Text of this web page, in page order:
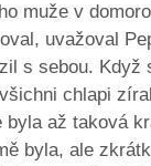
muže v
uvažoval
s sebou. Když
chlapi
byla až taková
byla, ale